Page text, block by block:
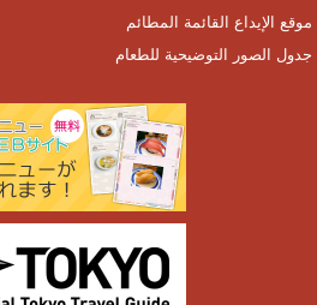
موقع الإيداع القائمة المطائم
جدول الصور التوضيحية للطعام